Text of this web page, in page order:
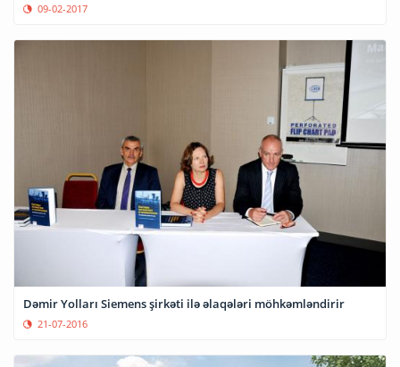
09-02-2017
Dəmir Yolları Siemens şirkəti ilə əlaqələri möhkəmləndirir
21-07-2016